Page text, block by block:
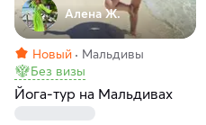
Алена Ж.
Новый
Мальдивы
Без визы
Йога-тур на Мальдивах